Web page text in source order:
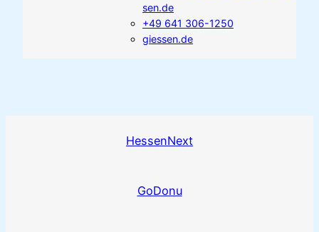
sen.de
+49 641 306-1250
giessen.de
HessenNext
GoDonu